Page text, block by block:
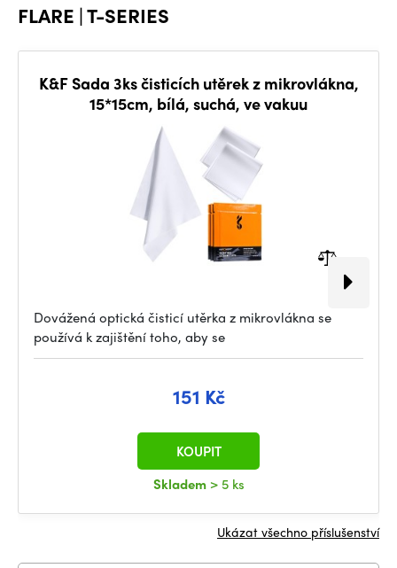
FLARE | T-SERIES
K&F Sada 3ks čisticích utěrek z mikrovlákna,
15*15cm, bílá, suchá, ve vakuu
Dovážená optická čisticí utěrka z mikrovlákna se
používá k zajištění toho, aby se
151 Kč
Skladem > 5 ks
KOUPIT
Ukázat všechno příslušenství